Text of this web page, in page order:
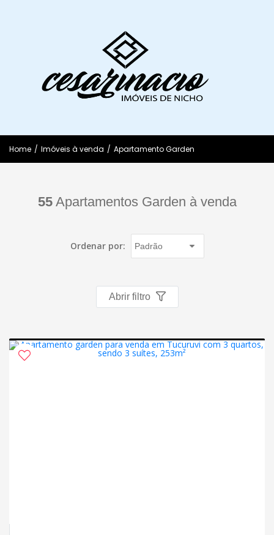
Home / Imóveis à venda / Apartamento Garden
55Apartamentos Garden à venda
Ordenar por:
Abrir filtro